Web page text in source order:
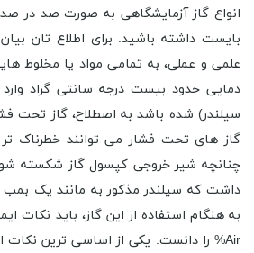
انواع گاز آزمایشگاهی به صورت صد در
بایست داشته باشید. برای اطلاع تان
علمی و عملی، به تمامی مواد یا مخلوط
دمایی حدود بیست درجه سانتی گراد
سیلندر) شده باشد به اصطلاح، گاز تحت
گاز های تحت فشار می توانند خطرناک تر
چنانچه شیر خروجی کپسول گاز شکسته
داشت که سیلندر مذکور به مانند یک